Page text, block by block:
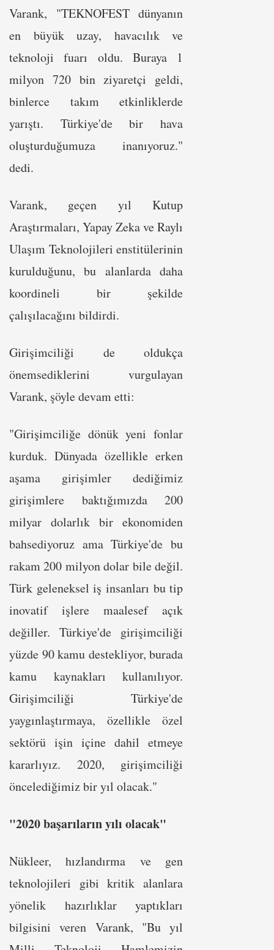
Varank, "TEKNOFEST dünyanın
en büyük uzay, havacılık ve
teknoloji fuarı oldu. Buraya 1
milyon 720 bin ziyaretçi geldi,
binlerce takım etkinliklerde
yarıştı. Türkiye'de bir hava
oluşturduğumuza inanıyoruz."
dedi.
Varank, geçen yıl Kutup
Araştırmaları, Yapay Zeka ve Raylı
Ulaşım Teknolojileri enstitülerinin
kurulduğunu, bu alanlarda daha
koordineli bir şekilde
çalışılacağını bildirdi.
Girişimciliği de oldukça
önemsediklerini vurgulayan
Varank, şöyle devam etti:
"Girişimciliğe dönük yeni fonlar
kurduk. Dünyada özellikle erken
aşama girişimler dediğimiz
girişimlere baktığımızda 200
milyar dolarlık bir ekonomiden
bahsediyoruz ama Türkiye'de bu
rakam 200 milyon dolar bile değil.
Türk geleneksel iş insanları bu tip
inovatif işlere maalesef açık
değiller. Türkiye'de girişimciliği
yüzde 90 kamu destekliyor, burada
kamu kaynakları kullanılıyor.
Girişimciliği Türkiye'de
yaygınlaştırmaya, özellikle özel
sektörü işin içine dahil etmeye
kararlıyız. 2020, girişimciliği
öncelediğimiz bir yıl olacak."
"2020 başarıların yılı olacak"
Nükleer, hızlandırma ve gen
teknolojileri gibi kritik alanlara
yönelik hazırlıklar yaptıkları
bilgisini veren Varank, "Bu yıl